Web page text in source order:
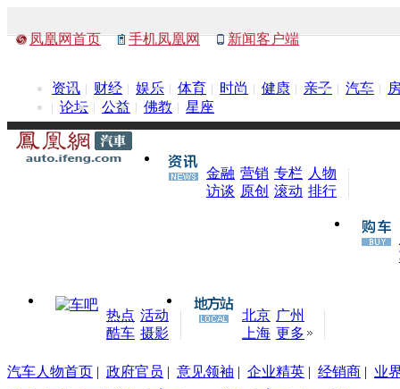
凤凰网首页 手机凤凰网 新闻客户端
资讯 财经 娱乐 体育 时尚 健康 亲子 汽车
论坛
公益 佛教 星座
金融 营销 专栏 人物
访谈 原创 滚动 排行
热点 活动
酷车 摄影
北京 广州
上海 更多
汽车人物首页 | 政府官员 | 意见领袖 | 企业精英 | 经销商 | 业